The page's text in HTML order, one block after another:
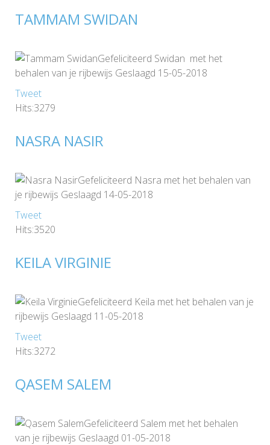
TAMMAM SWIDAN
Gefeliciteerd Swidan met het
behalen van je rijbewijs Geslaagd 15-05-2018
Tweet
Hits:3279
NASRA NASIR
Gefeliciteerd Nasra met het behalen van
je rijbewijs Geslaagd 14-05-2018
Tweet
Hits:3520
KEILA VIRGINIE
Gefeliciteerd Keila met het behalen van je
rijbewijs Geslaagd 11-05-2018
Tweet
Hits:3272
QASEM SALEM
Gefeliciteerd Salem met het behalen
van je rijbewijs Geslaagd 01-05-2018